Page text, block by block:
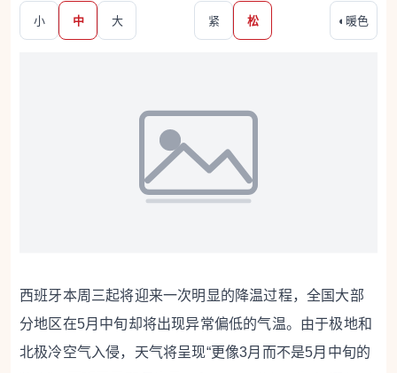
小 中 大 紧 松 ◐ 暖色
西班牙本周三起将迎来一次明显的降温过程，全国大部
分地区在5月中旬却将出现异常偏低的气温。由于极地和
北极冷空气入侵，天气将呈现“更像3月而不是5月中旬的